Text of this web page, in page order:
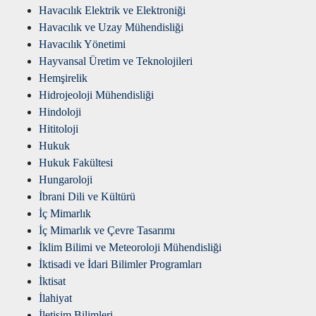
Havacılık Elektrik ve Elektroniği
Havacılık ve Uzay Mühendisliği
Havacılık Yönetimi
Hayvansal Üretim ve Teknolojileri
Hemşirelik
Hidrojeoloji Mühendisliği
Hindoloji
Hititoloji
Hukuk
Hukuk Fakültesi
Hungaroloji
İbrani Dili ve Kültürü
İç Mimarlık
İç Mimarlık ve Çevre Tasarımı
İklim Bilimi ve Meteoroloji Mühendisliği
İktisadi ve İdari Bilimler Programları
İktisat
İlahiyat